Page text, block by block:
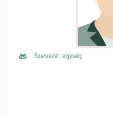
Szervezeti egység